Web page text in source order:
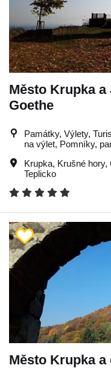
Město Krupka
Goethe
Památky, Výlety,
na výlet, Pomníky,
Krupka, Krušné hory,
Teplicko
Město Krupka